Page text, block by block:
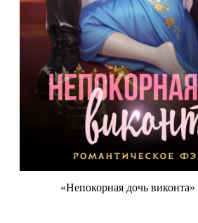
«Непокорная дочь